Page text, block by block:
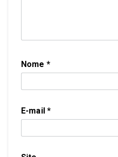
Nome *
E-mail*